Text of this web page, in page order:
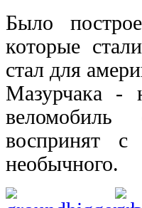
Было
которые
стал для
Мазурчака -
воспринят с
необычного.